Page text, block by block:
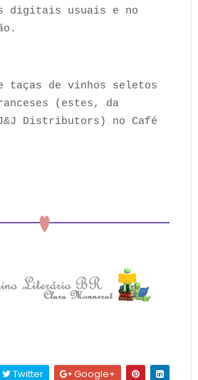
digitais usuais e no
taças de vinhos seletos
(estes, da
Distributors) no Café
Twitter Google+